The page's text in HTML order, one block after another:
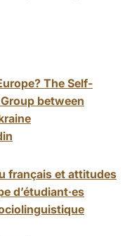
The Self-
between
français et attitudes
d’étudiant·es